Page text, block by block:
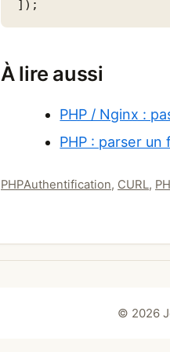
]);
À lire aussi
PHP / Nginx :
PHP : parser
Catégories
PHPÉtiquettes
Authentification, CURL,
© 2026